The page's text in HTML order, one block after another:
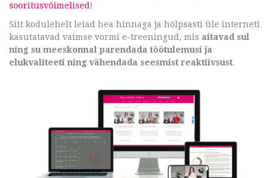
sooritusvõimelised !
Siit kodulehelt leiad hea hinnaga ja hõlpsasti üle interneti
kasutatavad vaimse vormi e-treeningud, mis aitavad sul
ning su meeskonnal parendada töötulemusi ja
elukvaliteeti ning vähendada seesmist reaktiivsust.